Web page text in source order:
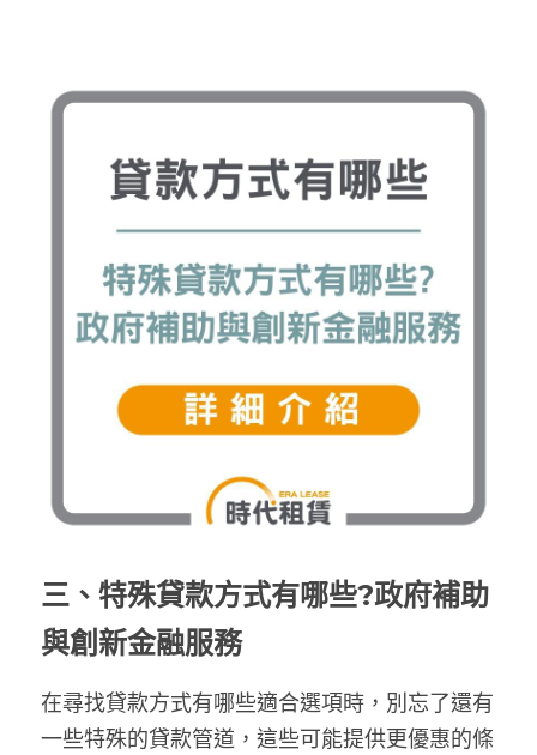
三、 特殊貸款方式有哪些?政府補助
與創新金融服務
在尋找貸款方式有哪些適合選項時，別忘了還有
一些特殊的貸款管道，這些可能提供更優惠的條